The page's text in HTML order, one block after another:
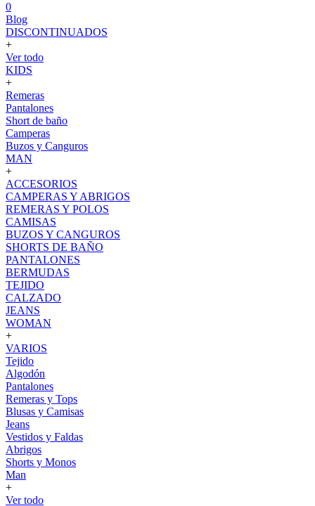
0
Blog
DISCONTINUADOS
+
Ver todo
KIDS
+
Remeras
Pantalones
Short de baño
Camperas
Buzos y Canguros
MAN
+
ACCESORIOS
CAMPERAS Y ABRIGOS
REMERAS Y POLOS
CAMISAS
BUZOS Y CANGUROS
SHORTS DE BAÑO
PANTALONES
BERMUDAS
TEJIDO
CALZADO
JEANS
WOMAN
+
VARIOS
Tejido
Algodón
Pantalones
Remeras y Tops
Blusas y Camisas
Jeans
Vestidos y Faldas
Abrigos
Shorts y Monos
Man
+
Ver todo